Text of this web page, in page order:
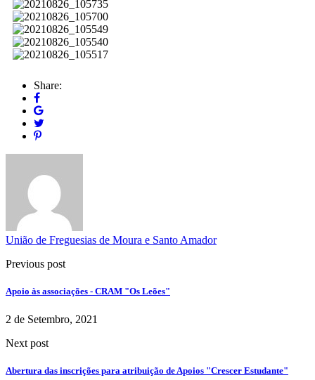
Share:
União de Freguesias de Moura e Santo Amador
Previous post
Apoio às associações - CRAM "Os Leões"
2 de Setembro, 2021
Next post
Abertura das inscrições para atribuição de Apoios "Crescer Estudante"